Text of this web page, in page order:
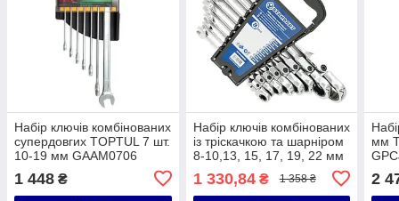
Набір ключів комбінованих
супердовгих TOPTUL 7 шт.
10-19 мм GAAM0706
1 448 ₴
Набір ключів комбінованих
із тріскачкою та шарніром
8-10,13, 15, 17, 19, 22 мм
СТАНДАРТ NFGW0801ST
1 330,84₴ 1 358 ₴
мм
2